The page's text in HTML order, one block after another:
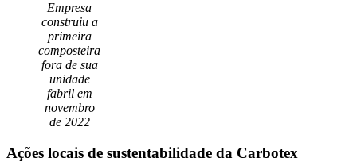
Empresa
construiu a
primeira
composteira
fora de sua
unidade
fabril em
novembro
de 2022
Ações locais de sustentabilidade da Carbotex